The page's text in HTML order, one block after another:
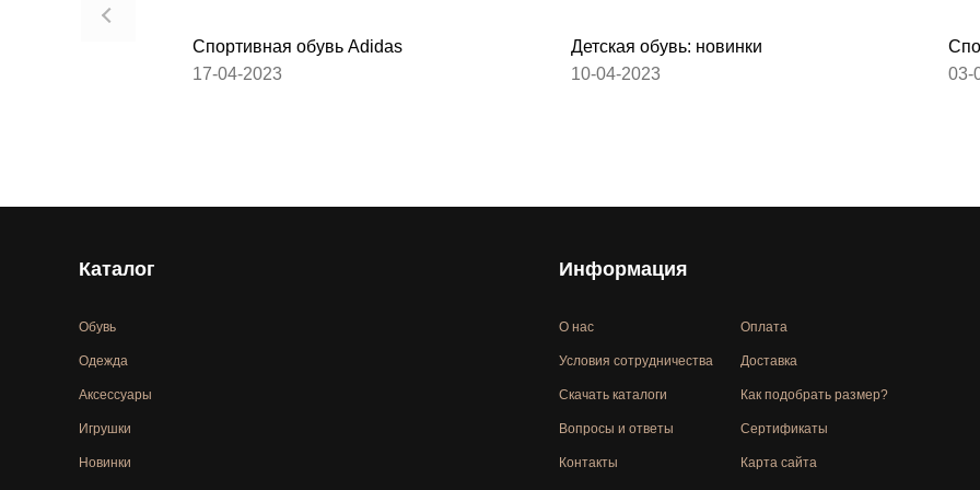
Спортивная обувь Adidas
17-04-2023
Детская обувь: новинки
10-04-2023
03-
Каталог
Обувь
Одежда
Аксессуары
Игрушки
Новинки
Информация
О нас
Условия сотрудничества
Скачать каталоги
Вопросы и ответы
Контакты
Оплата
Доставка
Как подобрать размер?
Сертификаты
Карта сайта